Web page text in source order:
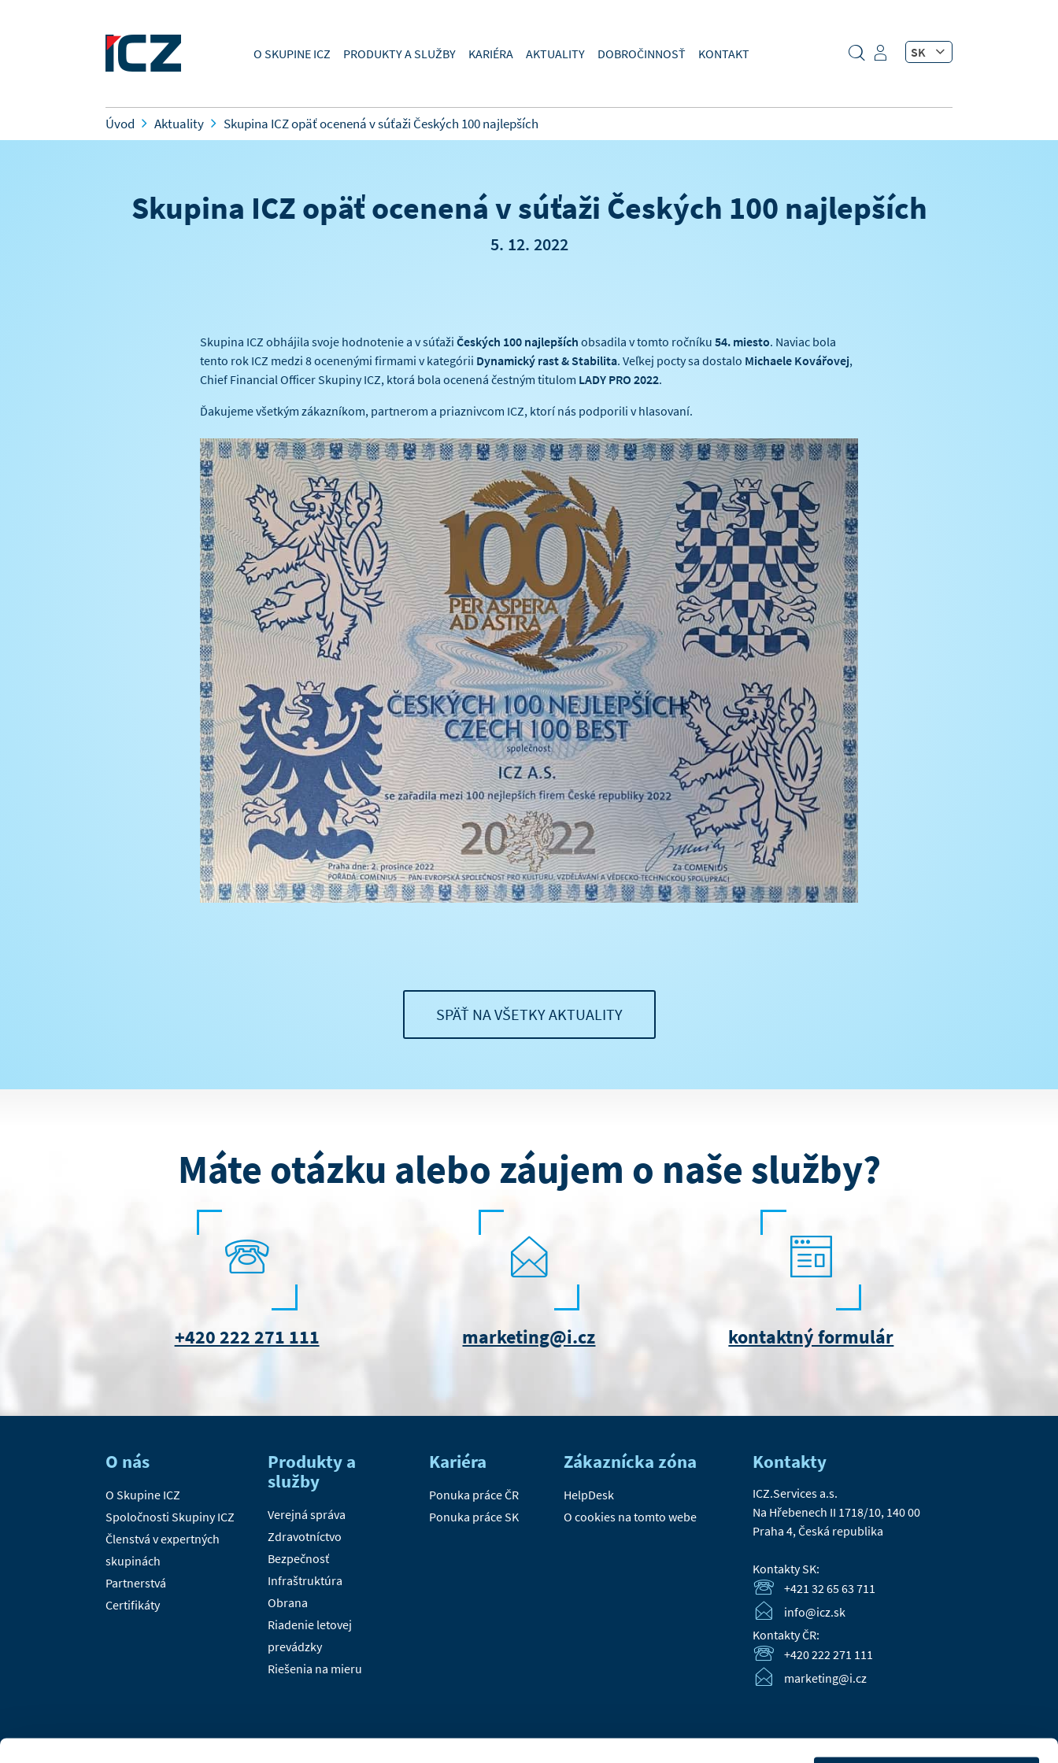
SK
O SKUPINE ICZ PRODUKTY A SLUŽBY KARIÉRA AKTUALITY DOBROČINNOSŤ KONTAKT
Úvod Aktuality Skupina ICZ opäť ocenená v súťaži Českých 100 najlepších
Skupina ICZ opäť ocenená v súťaži Českých 100 najlepších
5. 12. 2022
Skupina ICZ obhájila svoje hodnotenie a v súťaži Českých 100 najlepších obsadila v tomto ročníku 54. miesto. Naviac bola
tento rok ICZ medzi 8 ocenenými firmami v kategórii Dynamický rast & Stabilita. Veľkej pocty sa dostalo Michaele Kovářovej,
Chief Financial Officer Skupiny ICZ, ktorá bola ocenená čestným titulom LADY PRO 2022.
Ďakujeme všetkým zákazníkom, partnerom a priaznivcom ICZ, ktorí nás podporili v hlasovaní.
SPÄŤ NA VŠETKY AKTUALITY
Máte otázku alebo záujem o naše služby?
+420 222 271 111 marketing@i.cz kontaktný formulár
O nás
O Skupine ICZ
Spoločnosti Skupiny ICZ
Členstvá v expertných
skupinách
Partnerstvá
Certifikáty
Produkty a
služby
Verejná správa
Zdravotníctvo
Bezpečnosť
Infraštruktúra
Obrana
Riadenie letovej
prevádzky
Riešenia na mieru
Kariéra
Ponuka práce ČR
Ponuka práce SK
Zákaznícka zóna
HelpDesk
O cookies na tomto webe
Kontakty
ICZ.Services a.s.
Na Hřebenech II 1718/10, 140 00
Praha 4, Česká republika
Kontakty SK:
+421 32 65 63 711
info@icz.sk
Kontakty ČR:
+420 222 271 111
marketing@i.cz